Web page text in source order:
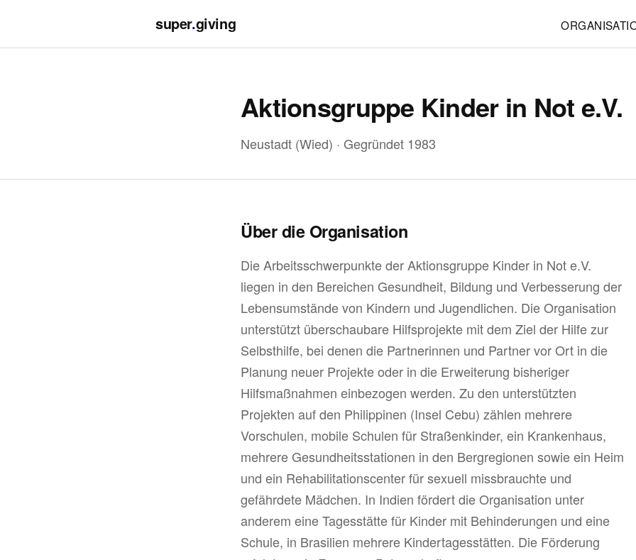
super.giving
Aktionsgruppe Kinder in Not e.V.
Neustadt (Wied) · Gegründet 1983
Über die Organisation
Die Arbeitsschwerpunkte der Aktionsgruppe Kinder in Not e.V.
liegen in den Bereichen Gesundheit, Bildung und Verbesserung der
Lebensumstände von Kindern und Jugendlichen. Die Organisation
unterstützt überschaubare Hilfsprojekte mit dem Ziel der Hilfe zur
Selbsthilfe, bei denen die Partnerinnen und Partner vor Ort in die
Planung neuer Projekte oder in die Erweiterung bisheriger
Hilfsmaßnahmen einbezogen werden. Zu den unterstützten
Projekten auf den Philippinen (Insel Cebu) zählen mehrere
Vorschulen, mobile Schulen für Straßenkinder, ein Krankenhaus,
mehrere Gesundheitsstationen in den Bergregionen sowie ein Heim
und ein Rehabilitationscenter für sexuell missbrauchte und
gefährdete Mädchen. In Indien fördert die Organisation unter
anderem eine Tagesstätte für Kinder mit Behinderungen und eine
Schule, in Brasilien mehrere Kindertagesstätten. Die Förderung